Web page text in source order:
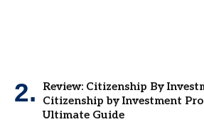
Review: Citizenship By
Citizenship by Investment
Ultimate Guide